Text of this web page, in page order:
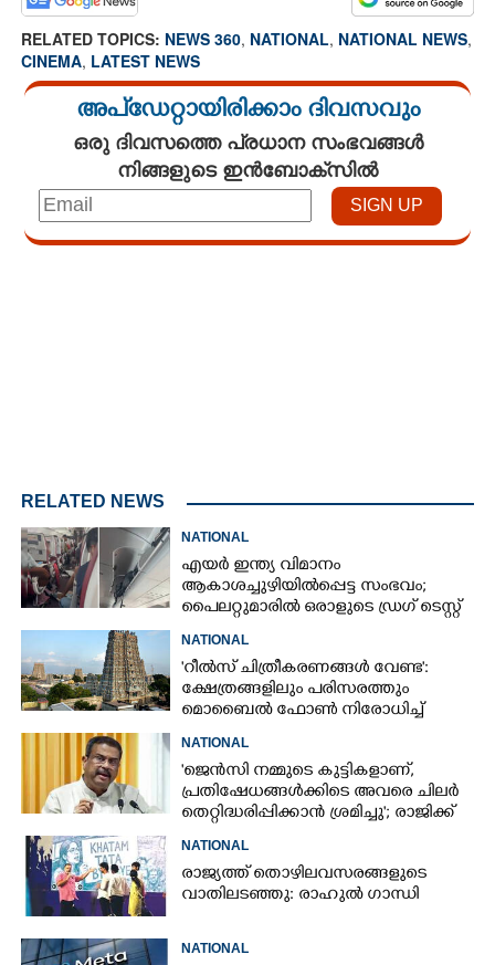
RELATED TOPICS: NEWS 360, NATIONAL, NATIONAL NEWS,
CINEMA, LATEST NEWS
അപ്ഡേറ്റായിരിക്കാം ദിവസവും
ഒരു ദിവസത്തെ പ്രധാന സംഭവങ്ങൾ
നിങ്ങളുടെ ഇൻബോക്സിൽ
RELATED NEWS
NATIONAL
എയർ ഇന്ത്യ വിമാനം
ആകാശച്ചുഴിയിൽപ്പെട്ട സംഭവം;
പൈലറ്റുമാരിൽ ഒരാളുടെ ഡ്രഗ് ടെസ്റ്റ്
NATIONAL
'റീൽസ് ചിത്രീകരണങ്ങൾ വേണ്ട':
ക്ഷേത്രങ്ങളിലും പരിസരത്തും
മൊബൈൽ ഫോൺ നിരോധിച്ച്
NATIONAL
'ജെൻസി നമ്മുടെ കുട്ടികളാണ്,
പ്രതിഷേധങ്ങൾക്കിടെ അവരെ ചിലർ
തെറ്റിദ്ധരിപ്പിക്കാൻ ശ്രമിച്ചു'; രാജിക്ക്
ധർമ്മേന്ദ്ര പ്രധാൻ
NATIONAL
രാജ്യത്ത് തൊഴിലവസരങ്ങളുടെ
വാതിലടഞ്ഞു: രാഹുൽ ഗാന്ധി
NATIONAL